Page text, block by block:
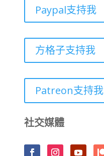
Paypal支持我
方格子支持我
Patreon支持我
社交媒體